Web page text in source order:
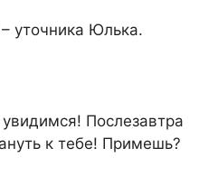
уточника Юлька.
Послезавтра
к тебе! Примешь?